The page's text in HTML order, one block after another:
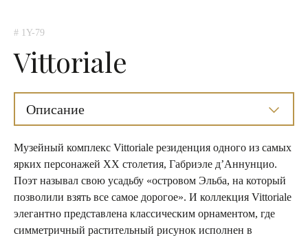
# 1Y-79
Vittoriale
Описание
Музейный комплекс Vittoriale резиденция одного из самых
ярких персонажей XX столетия, Габриэле д’Аннунцио.
Поэт называл свою усадьбу «островом Эльба, на который
позволили взять все самое дорогое». И коллекция Vittoriale
элегантно представлена классическим орнаментом, где
симметричный растительный рисунок исполнен в